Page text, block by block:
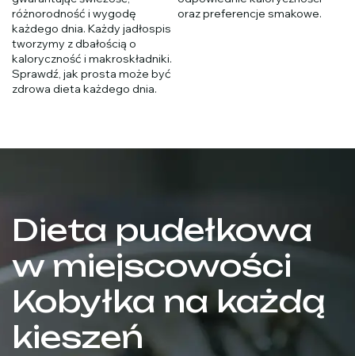
różnorodność i wygodę
każdego dnia. Każdy jadłospis
tworzymy z dbałością o
kaloryczność i makroskładniki.
Sprawdź, jak prosta może być
zdrowa dieta każdego dnia.
oraz preferencje smakowe.
Dieta pudełkowa
w miejscowości
Kobyłka na każdą
kieszeń